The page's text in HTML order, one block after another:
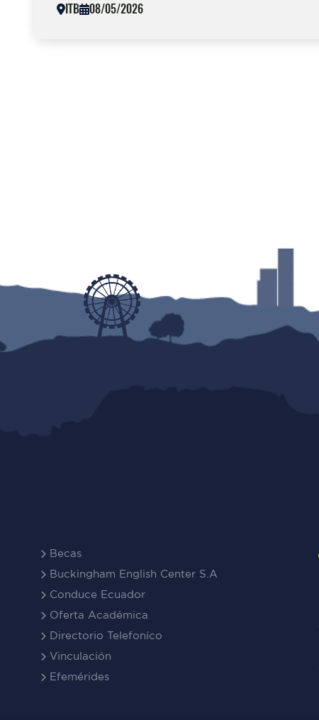
ITB 08/05/2026
Becas
Buckingham English Center S.A
Conduce Ecuador
Oferta Académica
Directorio Telefoníco
Vinculación
Efemérides